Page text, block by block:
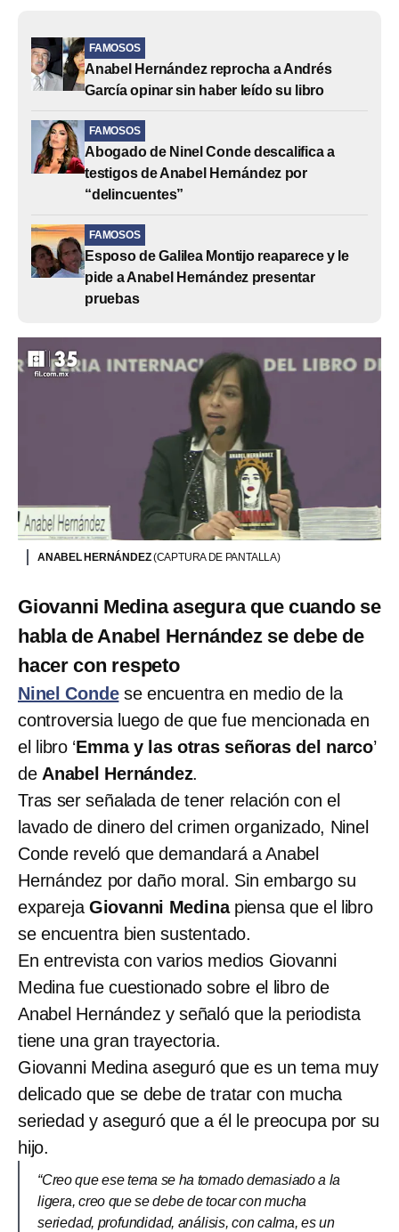
FAMOSOS
Anabel Hernández reprocha a Andrés
García opinar sin haber leído su libro
FAMOSOS
Abogado de Ninel Conde descalifica a
testigos de Anabel Hernández por
“delincuentes”
FAMOSOS
Esposo de Galilea Montijo reaparece y le
pide a Anabel Hernández presentar
pruebas
ANABEL HERNÁNDEZ(CAPTURA DE PANTALLA)
Giovanni Medina asegura que cuando se
habla de Anabel Hernández se debe de
hacer con respeto
Ninel Condese encuentra en medio de la
controversia luego de que fue mencionada en
el libro ‘Emma y las otras señoras del narco’
de Anabel Hernández.
Tras ser señalada de tener relación con el
lavado de dinero del crimen organizado, Ninel
Conde reveló que demandará a Anabel
Hernández por daño moral. Sin embargo su
expareja Giovanni Medina piensa que el libro
se encuentra bien sustentado.
En entrevista con varios medios Giovanni
Medina fue cuestionado sobre el libro de
Anabel Hernández y señaló que la periodista
tiene una gran trayectoria.
Giovanni Medina aseguró que es un tema muy
delicado que se debe de tratar con mucha
seriedad y aseguró que a él le preocupa por su
hijo.
“Creo que ese tema se ha tomado demasiado a la
ligera, creo que se debe de tocar con mucha
seriedad, profundidad, análisis, con calma, es un